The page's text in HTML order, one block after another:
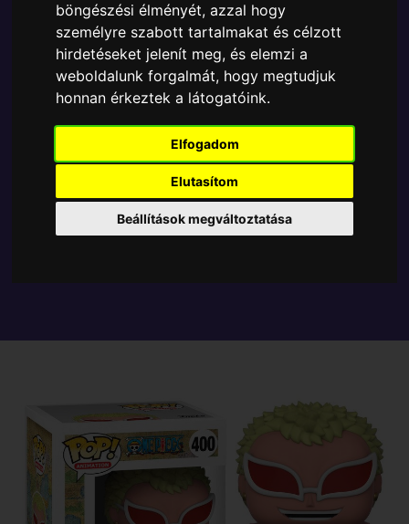
böngészési élményét, azzal hogy
személyre szabott tartalmakat és célzott
hirdetéseket jelenít meg, és elemzi a
weboldalunk forgalmát, hogy megtudjuk
honnan érkeztek a látogatóink.
Elfogadom
Elutasítom
Beállítások megváltoztatása
Doflamingo gyűjtői vinyl karakter, amely ablakos
csomagolásban azaz - POP In a Box - várja új
gazdáját.
TOVÁBB A VÁSÁRLÁSRA
Tetszik? Osszd meg másokkal!